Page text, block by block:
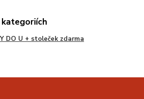
DO U + stoleček zdarma